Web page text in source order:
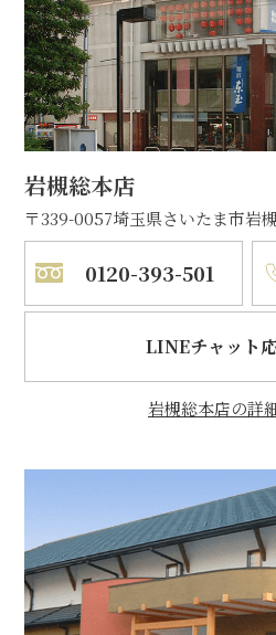
岩槻総本店
〒339-0057埼玉県さいたま市岩
0120-393-501
LINEチャット
岩槻総本店の詳